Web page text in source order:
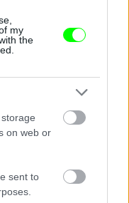
my
the
on web or
sent to